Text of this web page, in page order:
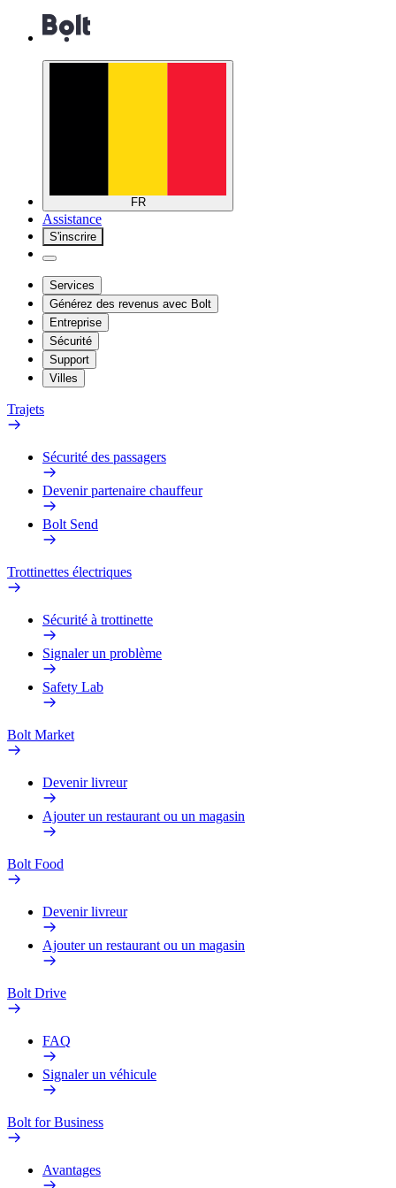
FR
Assistance
S'inscrire
Services
Générez des revenus avec Bolt
Entreprise
Sécurité
Support
Villes
Trajets
Sécurité des passagers
Devenir partenaire chauffeur
Bolt Send
Trottinettes électriques
Sécurité à trottinette
Signaler un problème
Safety Lab
Bolt Market
Devenir livreur
Ajouter un restaurant ou un magasin
Bolt Food
Devenir livreur
Ajouter un restaurant ou un magasin
Bolt Drive
FAQ
Signaler un véhicule
Bolt for Business
Avantages